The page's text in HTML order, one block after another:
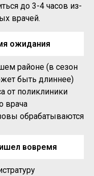
до 3-4 часов из-
врачей.
ожидания
районе (в сезон
быть длиннее)
от поликлиники
врача
обрабатываются
вовремя